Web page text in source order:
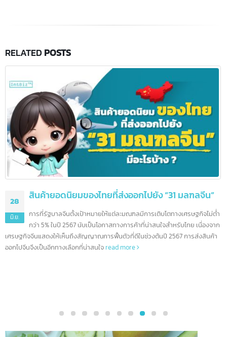
ราคา Line official package
Share this post
RELATEDPOSTS
การที่รัฐบาลจีนตั้งเป้าหมายให้แต่ละมณฑลมีการเติบโตทางเศรษฐกิจไม่
เศรษฐกิจจีนแสดงให้เห็นถึงสัญญาณการฟื้นตัวที่ดีในช่วงต้นปี 2567 การส่งสินค้